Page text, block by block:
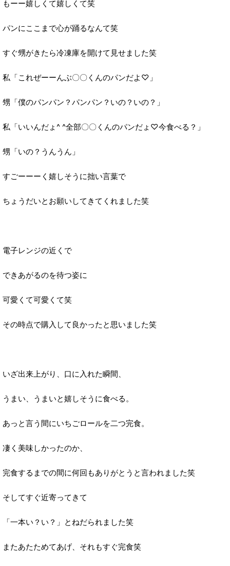
もーー嬉しくて嬉しくて笑
パンにここまで心が踊るなんて笑
すぐ甥がきたら冷凍庫を開けて見せました笑
私「これぜーーんぶ〇〇くんのパンだよ♡」
甥「僕のパンパン？パンパン？いの？いの？」
私「いいんだょ^ ^全部〇〇くんのパンだょ♡今食べる？」
甥「いの？うんうん」
すごーーーく嬉しそうに拙い言葉で
ちょうだいとお願いしてきてくれました笑
電子レンジの近くで
できあがるのを待つ姿に
可愛くて可愛くて笑
その時点で購入して良かったと思いました笑
いざ出来上がり、口に入れた瞬間、
うまい、うまいと嬉しそうに食べる。
あっと言う間にいちごロールを二つ完食。
凄く美味しかったのか、
完食するまでの間に何回もありがとうと言われました笑
そしてすぐ近寄ってきて
「一本い？い？」とねだられました笑
またあたためてあげ、それもすぐ完食笑